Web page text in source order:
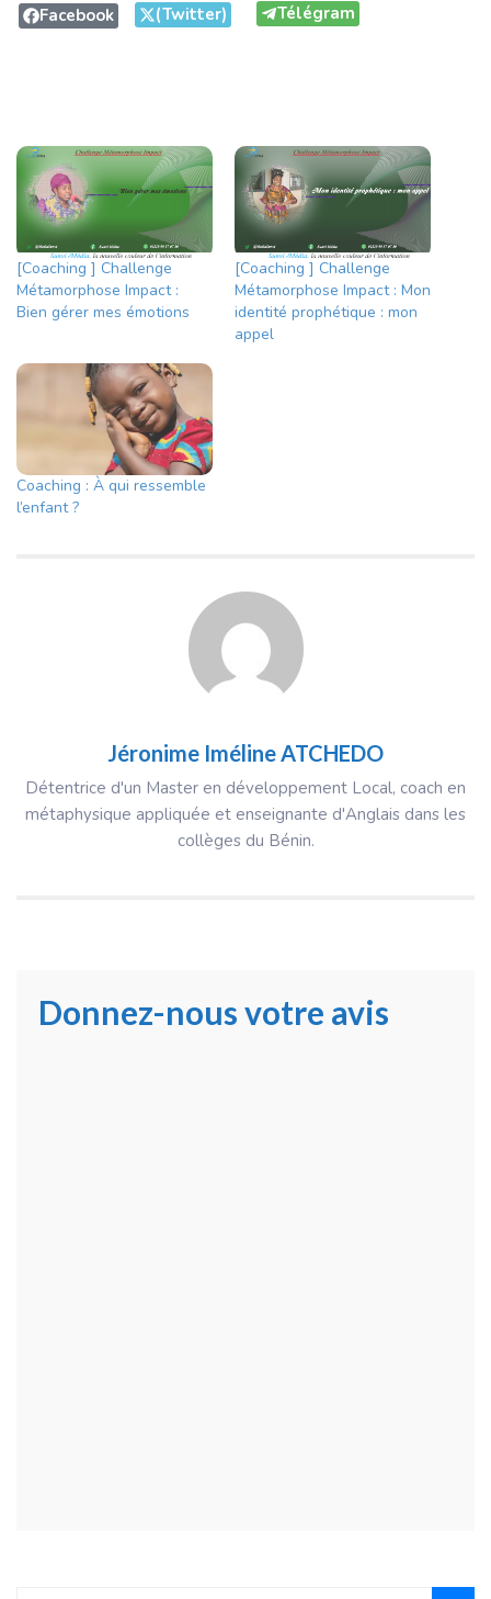
Facebook
(Twitter) Télégram
[Coaching ] Challenge
Métamorphose Impact :
Bien gérer mes émotions
[Coaching ] Challenge
Métamorphose Impact : Mon
identité prophétique : mon
appel
Coaching : À qui ressemble
l’enfant ?
Jéronime Iméline ATCHEDO
Détentrice d'un Master en développement Local, coach en
métaphysique appliquée et enseignante d'Anglais dans les
collèges du Bénin.
Donnez-nous votre avis